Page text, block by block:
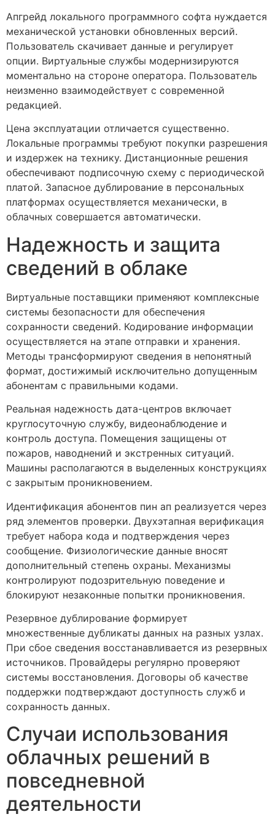
Апгрейд локального программного софта нуждается
механической установки обновленных версий.
Пользователь скачивает данные и регулирует
опции. Виртуальные службы модернизируются
моментально на стороне оператора. Пользователь
неизменно взаимодействует с современной
редакцией.
Цена эксплуатации отличается существенно.
Локальные программы требуют покупки разрешения
и издержек на технику. Дистанционные решения
обеспечивают подписочную схему с периодической
платой. Запасное дублирование в персональных
платформах осуществляется механически, в
облачных совершается автоматически.
Надежность и защита
сведений в облаке
Виртуальные поставщики применяют комплексные
системы безопасности для обеспечения
сохранности сведений. Кодирование информации
осуществляется на этапе отправки и хранения.
Методы трансформируют сведения в непонятный
формат, достижимый исключительно допущенным
абонентам с правильными кодами.
Реальная надежность дата-центров включает
круглосуточную службу, видеонаблюдение и
контроль доступа. Помещения защищены от
пожаров, наводнений и экстренных ситуаций.
Машины располагаются в выделенных конструкциях
с закрытым проникновением.
Идентификация абонентов пин ап реализуется через
ряд элементов проверки. Двухэтапная верификация
требует набора кода и подтверждения через
сообщение. Физиологические данные вносят
дополнительный степень охраны. Механизмы
контролируют подозрительную поведение и
блокируют незаконные попытки проникновения.
Резервное дублирование формирует
множественные дубликаты данных на разных узлах.
При сбое сведения восстанавливается из резервных
источников. Провайдеры регулярно проверяют
системы восстановления. Договоры об качестве
поддержки подтверждают доступность служб и
сохранность данных.
Случаи использования
облачных решений в
повседневной
деятельности